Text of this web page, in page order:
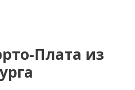
Плата из